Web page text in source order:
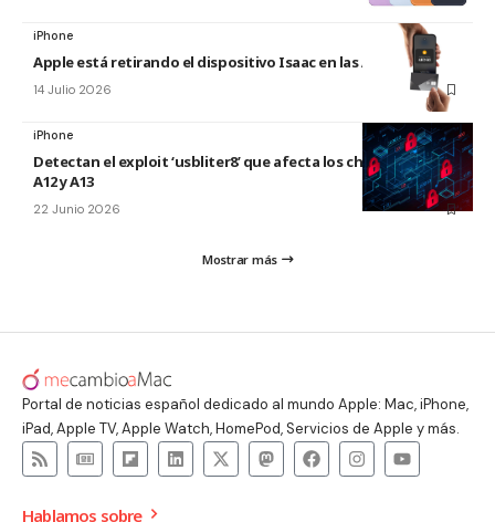
iPhone
Apple está retirando el dispositivo Isaac en las Apple Store
14 Julio 2026
iPhone
Detectan el exploit ‘usbliter8’ que afecta los chips de Apple
A12 y A13
22 Junio 2026
Mostrar más
Portal de noticias español dedicado al mundo Apple: Mac, iPhone,
iPad, Apple TV, Apple Watch, HomePod, Servicios de Apple y más.
Hablamos sobre